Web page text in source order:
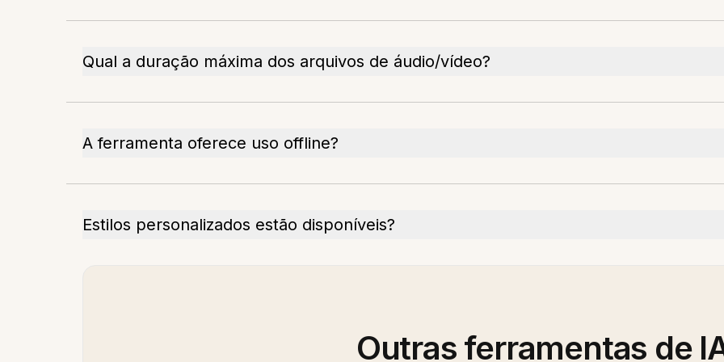
Qual a duração máxima dos arquivos de áudio/vídeo?
A ferramenta oferece uso offline?
Estilos personalizados estão disponíveis?
Outras ferramentas de